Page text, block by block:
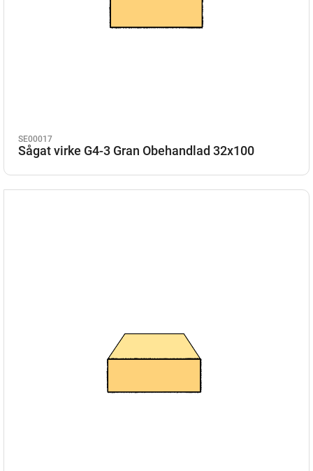
SE00017
Sågat virke G4-3 Gran Obehandlad 32x100